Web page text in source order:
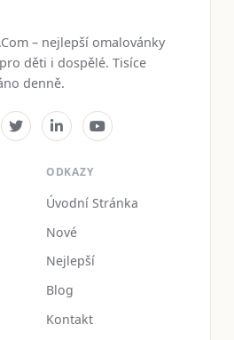
– nejlepší omalovánky
děti i dospělé. Tisíce
denně.
ODKAZY
Úvodní Stránka
Nové
Nejlepší
Blog
Kontakt